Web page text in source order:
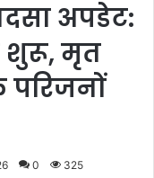
अपडेट:
मृत
परिजनों
0 325